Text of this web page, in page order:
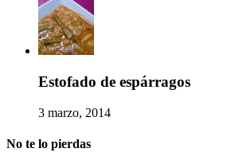
Estofado de espárragos
3 marzo, 2014
No te lo pierdas